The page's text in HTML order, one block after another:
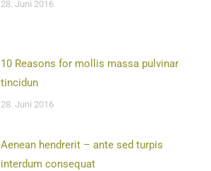
28. Juni 2016
10 Reasons for mollis massa pulvinar
tincidun
28. Juni 2016
Aenean hendrerit – ante sed turpis
interdum consequat